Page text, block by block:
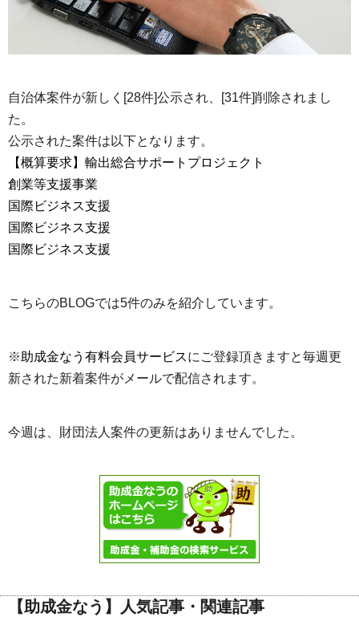
自治体案件が新しく[28件]公示され、[31件]削除されまし
た。
公示された案件は以下となります。
【概算要求】輸出総合サポートプロジェクト
創業等支援事業
国際ビジネス支援
国際ビジネス支援
国際ビジネス支援
こちらのBLOGでは5件のみを紹介しています。
※ 助成金なう有料会員サービスにご登録頂きますと毎週更
新された新着案件がメールで配信されます。
今週は、財団法人案件の更新はありませんでした。
【助成金なう】人気記事・関連記事